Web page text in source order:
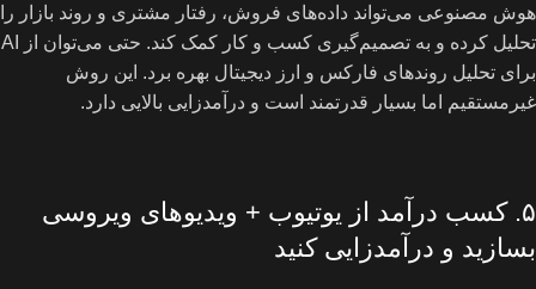
هوش مصنوعی می‌تواند داده‌های فروش، رفتار مشتری و روند بازار را
تحلیل کرده و به تصمیم‌گیری کسب و کار کمک کند. حتی می‌توان از AI
برای تحلیل روندهای فارکس و ارز دیجیتال بهره برد. این روش
غیرمستقیم اما بسیار قدرتمند است و درآمدزایی بالایی دارد.
۵. کسب درآمد از یوتیوب + ویدیوهای ویروسی
بسازید و درآمدزایی کنید